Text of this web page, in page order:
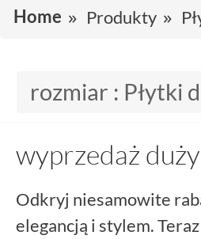
Home Produkty
rozmiar : Płytki
wyprzedaż
Odkryj niesamowite
elegancją i stylem.